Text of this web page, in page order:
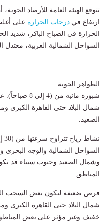
ارتفاع في درجات الحرارة على
الحرارة في الصباح الباكر، شديد
السواحل الشمالية الغربية، معتدل
الظواهر الجوية
​شبورة مائية
شمال البلاد حتى القاهرة الكبرى
الصعيد.
السواحل الشمالية والوجه البحري
وشمال الصعيد وجنوب سيناء قد
المناطق.
​فرص ضعيفة لتكون بعض السحب
شمال البلاد حتى القاهرة الكبرى
خفيف وغير مؤثر على بعض